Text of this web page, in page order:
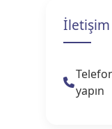
yapın